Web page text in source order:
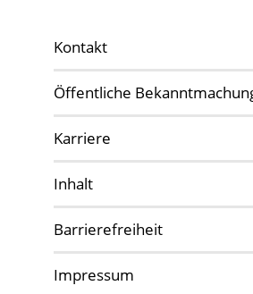
Kontakt
Öffentliche
Karriere
Inhalt
Barrierefreiheit
Impressum